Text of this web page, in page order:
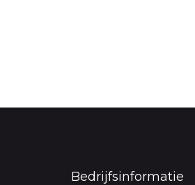
Bedrijfsinformatie